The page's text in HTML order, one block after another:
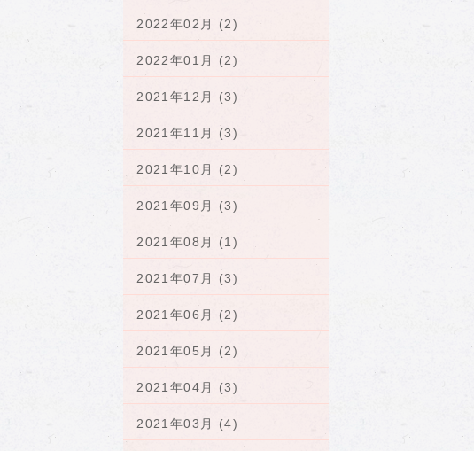
2022年02月 (2)
2022年01月 (2)
2021年12月 (3)
2021年11月 (3)
2021年10月 (2)
2021年09月 (3)
2021年08月 (1)
2021年07月 (3)
2021年06月 (2)
2021年05月 (2)
2021年04月 (3)
2021年03月 (4)